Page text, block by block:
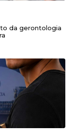
da gerontologia